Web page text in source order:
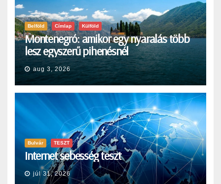
Belföld Címlap Külföld
Montenegró: amikor egy nyaralás több
lesz egyszerű pihenésnél
aug 3, 2026
Bulvár TESZT
Internet sebesség teszt
júl 31, 2026